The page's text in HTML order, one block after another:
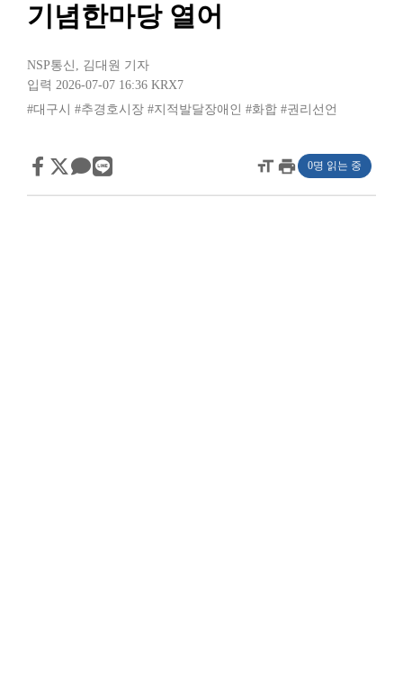
기념한마당 열어
NSP통신 , 김대원 기자
입력 2026-07-07 16:36 KRX7
#대구시
#추경호시장 #지적발달장애인 #화합 #권리선언
format_sizeprint 0명 읽는 중